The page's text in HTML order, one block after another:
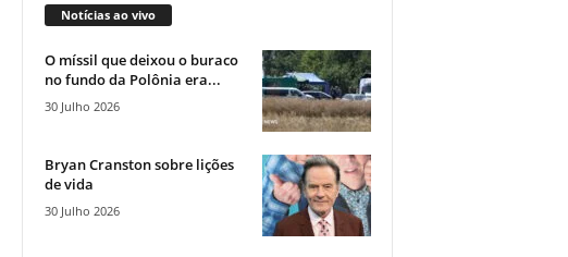
Notícias ao vivo
O míssil que deixou o buraco
no fundo da Polônia era...
30 Julho 2026
Bryan Cranston sobre lições
de vida
30 Julho 2026